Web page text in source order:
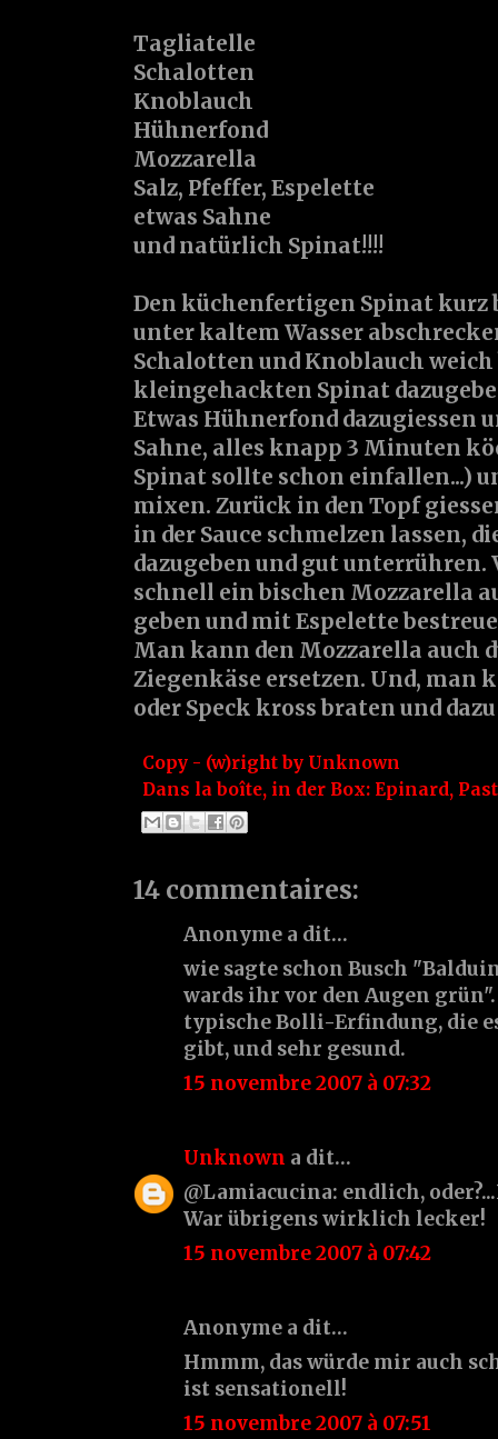
Tagliatelle
Schalotten
Knoblauch
Hühnerfond
Mozzarella
Salz, Pfeffer, Espelette
etwas Sahne
und natürlich Spinat!!!!
Den küchenfertigen Spinat kurz
unter kaltem Wasser
Schalotten und Knoblauch
kleingehackten Spinat
Etwas Hühnerfond dazugiessen
Sahne, alles knapp 3 Minuten
Spinat sollte schon einfallen...)
mixen. Zurück in den Topf
in der Sauce schmelzen lassen,
dazugeben und gut unterrühren.
schnell ein bischen Mozzarella
geben und mit Espelette
Man kann den Mozzarella auch
Ziegenkäse ersetzen. Und, man
oder Speck kross braten und
Copy - (w)right by Unknown
Dans la boîte, in der Box: Epinard,
14 commentaires:
Anonyme a dit…
wie sagte schon Busch
wards ihr vor den Augen
typische Bolli-Erfindung, die
gibt, und sehr gesund.
15 novembre 2007 à 07:32
Unknown a dit…
@Lamiacucina: endlich,
War übrigens wirklich lecker!
15 novembre 2007 à 07:42
Anonyme a dit…
Hmmm, das würde mir auch
ist sensationell!
15 novembre 2007 à 07:51